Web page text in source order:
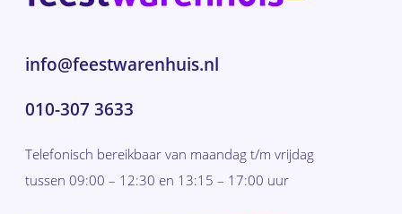
info@feestwarenhuis.nl
010-307 3633
Telefonisch bereikbaar van maandag t/m vrijdag
tussen 09:00 – 12:30 en 13:15 – 17:00 uur